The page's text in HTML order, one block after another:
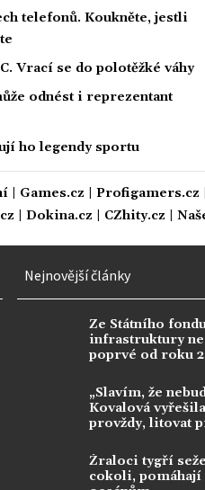
telefonů. Koukněte, jestli
Vrací se do polotěžké váhy
odnést i reprezentant
ho legendy sportu
Games.cz Profigamers.cz
Dokina.cz CZhity.cz
Nejnovější články
Ze Státního
infrastruktury
poprvé od roku
„Slavím, že
Kovalová
provždy, litovat
Žraloci tygří
cokoli, pomáhají